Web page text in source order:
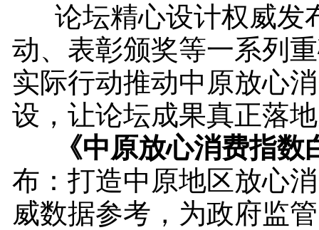
论坛精心设计权威发
动、表彰颁奖等一系列
实际行动推动中原放心
设，让论坛成果真正落
《中原放心消费指数
布：打造中原地区放心
威数据参考，为政府监